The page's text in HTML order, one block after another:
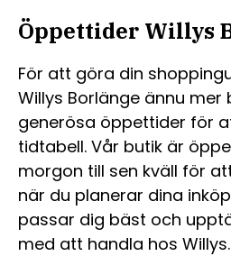
Öppettider Willys
För att göra din
Willys Borlänge ännu mer
generösa öppettider för
tidtabell. Vår butik är
morgon till sen kväll för
när du planerar dina
passar dig bäst och
med att handla hos Willys.